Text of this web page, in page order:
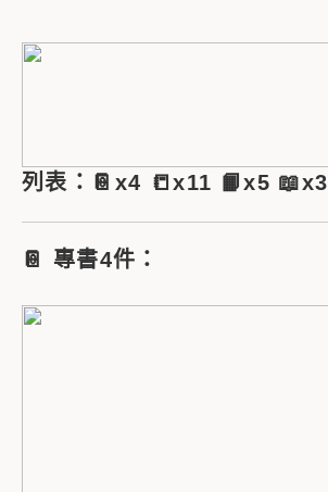
列表：📔x4 📒x11 📙x5 📖x3
📔 專書4件：